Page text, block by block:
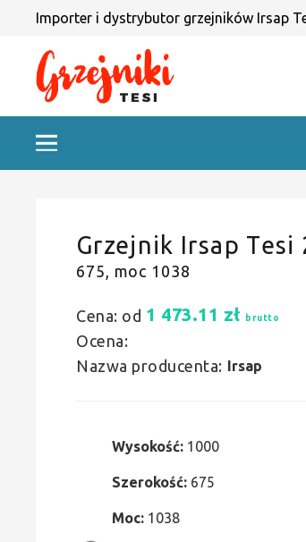
Importer i dystrybutor grzejników Irsap
Grzejnik Irsap Tesi
675, moc 1038
Cena: od 1 473.11 zł brutto
Ocena:
Nazwa producenta: Irsap
Wysokość: 1000
Szerokość: 675
Moc: 1038